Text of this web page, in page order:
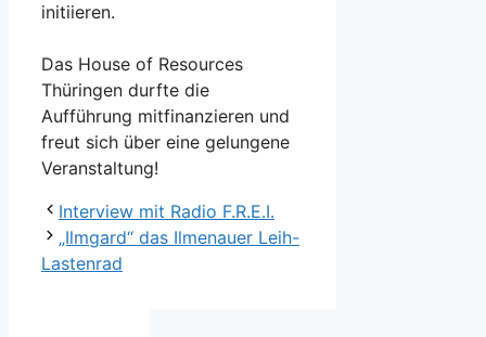
initiieren.
Das House of Resources
Thüringen durfte die
Aufführung mitfinanzieren und
freut sich über eine gelungene
Veranstaltung!
Interview mit Radio F.R.E.I.
„Ilmgard“ das Ilmenauer Leih-
Lastenrad